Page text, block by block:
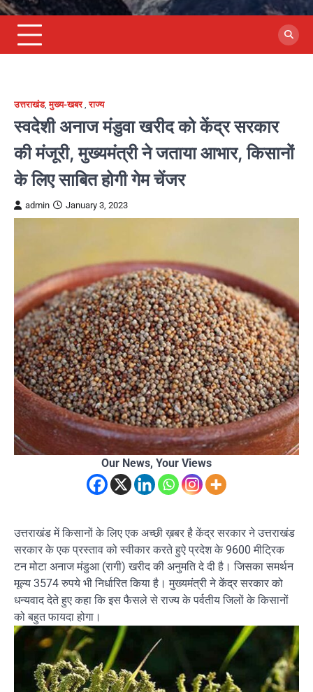
उत्तराखंड,मुख्य-खबर,राज्य
स्वदेशी अनाज मंडुवा खरीद को केंद्र सरकार
की मंजूरी, मुख्यमंत्री ने जताया आभार, किसानों
के लिए साबित होगी गेम चेंजर
admin January 3, 2023
Our News, Your Views
उत्तराखंड में किसानों के लिए एक अच्छी ख़बर है केंद्र सरकार ने उत्तराखंड
सरकार के एक प्रस्ताव को स्वीकार करते हुऐ प्रदेश के 9600 मीट्रिक
टन मोटा अनाज मंडुआ (रागी) खरीद की अनुमति दे दी है। जिसका समर्थन
मूल्य 3574 रुपये भी निर्धारित किया है। मुख्यमंत्री ने केंद्र सरकार को
धन्यवाद देते हुए कहा कि इस फैसले से राज्य के पर्वतीय जिलों के किसानों
को बहुत फायदा होगा।